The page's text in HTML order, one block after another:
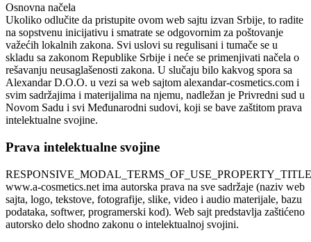
Osnovna načela
Ukoliko odlučite da pristupite ovom web sajtu izvan Srbije, to radite
na sopstvenu inicijativu i smatrate se odgovornim za poštovanje
važećih lokalnih zakona. Svi uslovi su regulisani i tumače se u
skladu sa zakonom Republike Srbije i neće se primenjivati načela o
rešavanju neusaglašenosti zakona. U slučaju bilo kakvog spora sa
Alexandar D.O.O. u vezi sa web sajtom alexandar-cosmetics.com i
svim sadržajima i materijalima na njemu, nadležan je Privredni sud u
Novom Sadu i svi Međunarodni sudovi, koji se bave zaštitom prava
intelektualne svojine.
Prava intelektualne svojine
www.a-cosmetics.net ima autorska prava na sve sadržaje (naziv web
sajta, logo, tekstove, fotografije, slike, video i audio materijale, bazu
podataka, softwer, programerski kod). Web sajt predstavlja zaštićeno
autorsko delo shodno zakonu o intelektualnoj svojini.